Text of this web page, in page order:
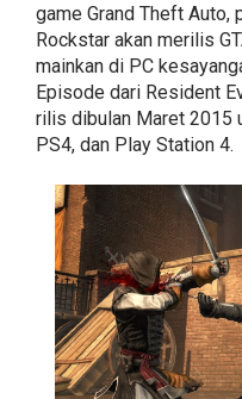
game Grand Theft Auto,
Rockstar akan merilis
mainkan di PC
Episode dari Resident
rilis dibulan Maret 2015
PS4, dan Play Station 4.